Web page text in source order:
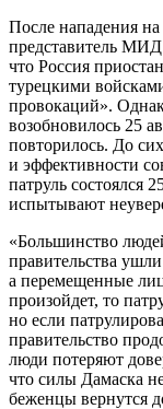
После нападения
представитель МИД
что Россия
турецкими
провокаций».
возобновилось 25
повторилось. До
и эффективности
патруль состоялся
испытывают
«Большинство
правительства
а перемещенные
произойдет, то
но если
правительство
люди потеряют
что силы Дамаска
беженцы вернутся